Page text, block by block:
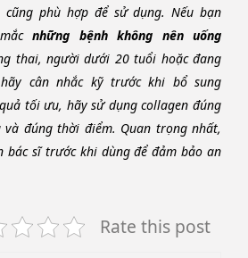
phù hợp để sử dụng. Nếu bạn
những bệnh không nên uống
thai, người dưới 20 tuổi hoặc đang
cân nhắc kỹ trước khi bổ sung
tối ưu, hãy sử dụng collagen đúng
đúng thời điểm. Quan trọng nhất,
bác sĩ trước khi dùng để đảm bảo an
Rate this post